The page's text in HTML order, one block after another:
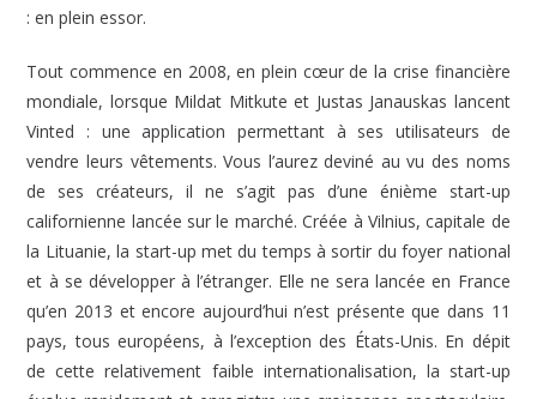
: en plein essor.
Tout commence en 2008, en plein cœur de la crise financière
mondiale, lorsque Mildat Mitkute et Justas Janauskas lancent
Vinted : une application permettant à ses utilisateurs de
vendre leurs vêtements. Vous l’aurez deviné au vu des noms
de ses créateurs, il ne s’agit pas d’une énième start-up
californienne lancée sur le marché. Créée à Vilnius, capitale de
la Lituanie, la start-up met du temps à sortir du foyer national
et à se développer à l’étranger. Elle ne sera lancée en France
qu’en 2013 et encore aujourd’hui n’est présente que dans 11
pays, tous européens, à l’exception des États-Unis. En dépit
de cette relativement faible internationalisation, la start-up